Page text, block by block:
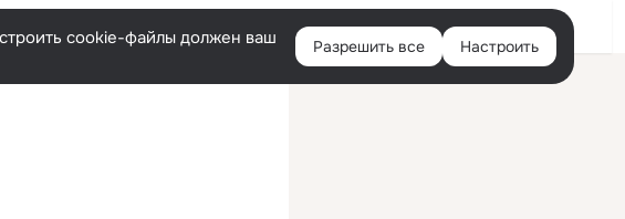
Войти
cookie-файлы должен ваш
Разрешить все Настроить